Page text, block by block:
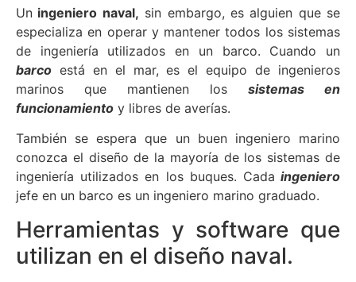
Un ingeniero naval, sin embargo, es alguien que se
especializa en operar y mantener todos los sistemas
de ingeniería utilizados en un barco. Cuando un
barco está en el mar, es el equipo de ingenieros
marinos que mantienen los sistemas en
funcionamiento y libres de averías.
También se espera que un buen ingeniero marino
conozca el diseño de la mayoría de los sistemas de
ingeniería utilizados en los buques. Cada ingeniero
jefe en un barco es un ingeniero marino graduado.
Herramientas y software que
utilizan en el diseño naval.